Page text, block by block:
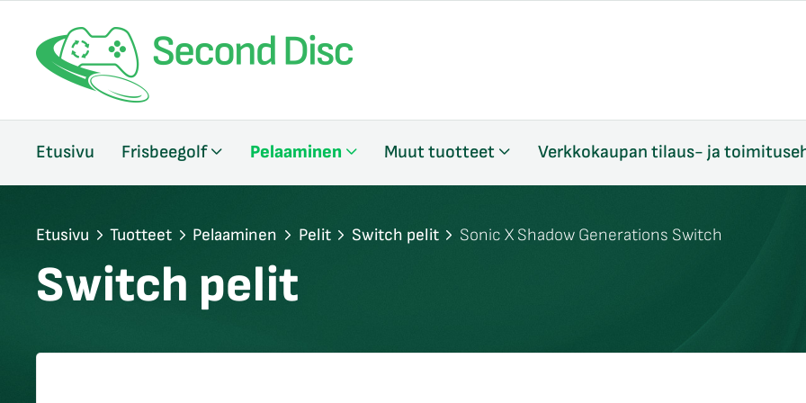
Etusivu Frisbeegolf Pelaaminen Muut tuotteet Verkkokaupan tilaus- ja
Etusivu Tuotteet Pelaaminen Pelit Switch pelit Sonic X Shadow Generations Switch
Switch pelit
sulje
sulje
sulje